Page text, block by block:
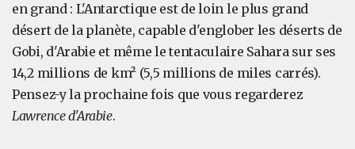
en grand : L'Antarctique est de loin le plus grand
désert de la planète, capable d'englober les déserts de
Gobi, d'Arabie et même le tentaculaire Sahara sur ses
14,2 millions de km² (5,5 millions de miles carrés).
Pensez-y la prochaine fois que vous regarderez
Lawrence d'Arabie.